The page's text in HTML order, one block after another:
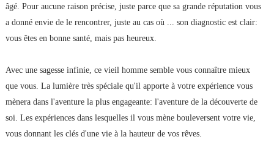
âgé. Pour aucune raison précise, juste parce que sa grande réputation vous
a donné envie de le rencontrer, juste au cas où ... son diagnostic est clair:
vous êtes en bonne santé, mais pas heureux.
Avec une sagesse infinie, ce vieil homme semble vous connaître mieux
que vous. La lumière très spéciale qu'il apporte à votre expérience vous
mènera dans l'aventure la plus engageante: l'aventure de la découverte de
soi. Les expériences dans lesquelles il vous mène bouleversent votre vie,
vous donnant les clés d'une vie à la hauteur de vos rêves.